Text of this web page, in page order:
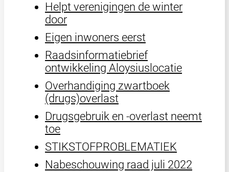
Helpt verenigingen de winter
door
Eigen inwoners eerst
Raadsinformatiebrief
ontwikkeling Aloysiuslocatie
Overhandiging zwartboek
(drugs)overlast
Drugsgebruik en -overlast neemt
toe
STIKSTOFPROBLEMATIEK
Nabeschouwing raad juli 2022